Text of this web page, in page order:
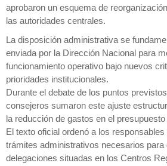
aprobaron un esquema de
las autoridades centrales.
La disposición administrativa se
enviada por la Dirección Nacional para
funcionamiento operativo bajo nuevos
prioridades institucionales.
Durante el debate de los puntos
consejeros sumaron este ajuste
la reducción de gastos en el
El texto oficial ordenó a los
trámites administrativos necesarios para
delegaciones situadas en los Centros